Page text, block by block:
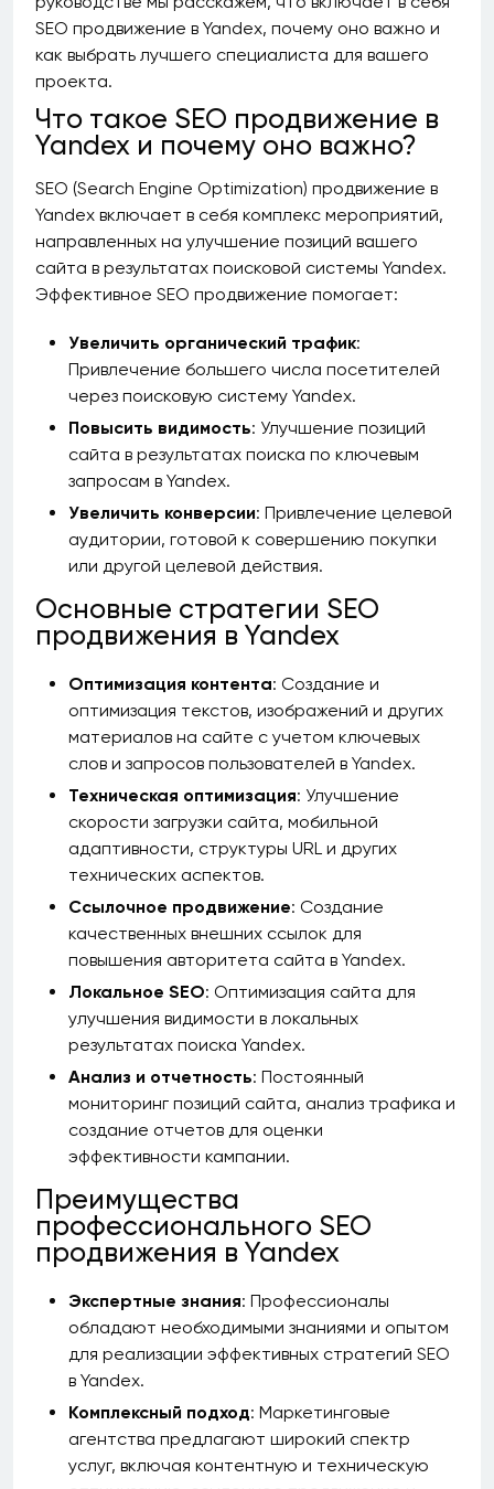
SEO продвижение в Yandex, почему оно важно и
как выбрать лучшего специалиста для вашего
проекта.
Что такое SEO продвижение в
Yandex и почему оно важно?
SEO (Search Engine Optimization) продвижение в
Yandex включает в себя комплекс мероприятий,
направленных на улучшение позиций вашего
сайта в результатах поисковой системы Yandex.
Эффективное SEO продвижение помогает:
Увеличить органический трафик:
Привлечение большего числа посетителей
через поисковую систему Yandex.
Повысить видимость: Улучшение позиций
сайта в результатах поиска по ключевым
запросам в Yandex.
Увеличить конверсии: Привлечение целевой
аудитории, готовой к совершению покупки
или другой целевой действия.
Основные стратегии SEO
продвижения в Yandex
Оптимизация контента: Создание и
оптимизация текстов, изображений и других
материалов на сайте с учетом ключевых
слов и запросов пользователей в Yandex.
Техническая оптимизация: Улучшение
скорости загрузки сайта, мобильной
адаптивности, структуры URL и других
технических аспектов.
Ссылочное продвижение: Создание
качественных внешних ссылок для
повышения авторитета сайта в Yandex.
Локальное SEO: Оптимизация сайта для
улучшения видимости в локальных
результатах поиска Yandex.
Анализ и отчетность: Постоянный
мониторинг позиций сайта, анализ трафика и
создание отчетов для оценки
эффективности кампании.
Преимущества
профессионального SEO
продвижения в Yandex
Экспертные знания: Профессионалы
обладают необходимыми знаниями и опытом
для реализации эффективных стратегий SEO
в Yandex.
Комплексный подход: Маркетинговые
агентства предлагают широкий спектр
услуг, включая контентную и техническую